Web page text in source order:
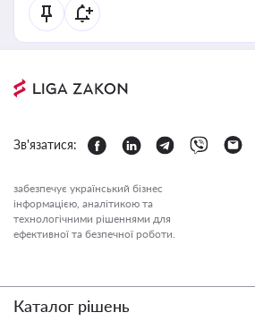
Зв'язатися:
забезпечує український бізнес
інформацією, аналітикою та
технологічними рішеннями для
ефективної та безпечної роботи.
Каталог рішень